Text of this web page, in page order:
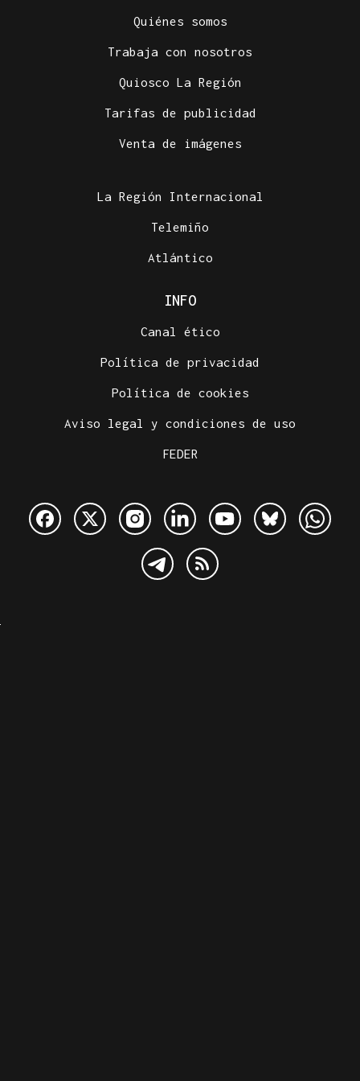
Quiénes somos
Trabaja con nosotros
Quiosco La Región
Tarifas de publicidad
Venta de imágenes
La Región Internacional
Telemiño
Atlántico
INFO
Canal ético
Política de privacidad
Política de cookies
Aviso legal y condiciones de uso
FEDER